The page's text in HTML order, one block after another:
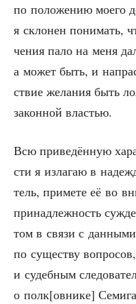
по поло­же­нию мое­го
я скло­нен пони­мать,
че­ния пало на меня
а может быть, и
ствие жела­ния быть
закон­ной властью.
Всю при­ве­дён­ную
сти я изла­гаю в
тель, при­ме­те её во
при­над­леж­ность
том в свя­зи с
по суще­ству
и судеб­ным
о полк[овнике]